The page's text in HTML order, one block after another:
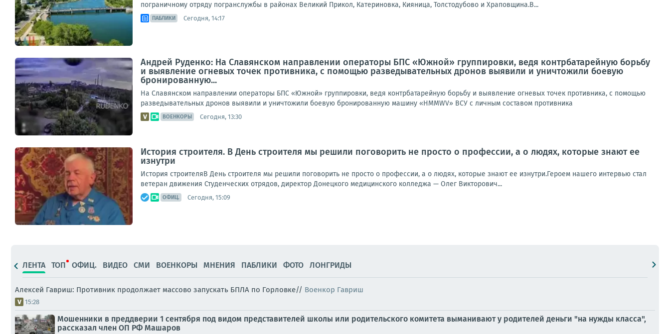
пограничному отряду погранслужбы в районах Великий Прикол, Катериновка, Кияница, Толстодубово и Храповщина.В...
ПАБЛИКИ Сегодня, 14:17
Андрей Руденко: На Славянском направлении операторы БПС «Южной» группировки, ведя контрбатарейную борьбу
и выявление огневых точек противника, с помощью разведывательных дронов выявили и уничтожили боевую
бронированную...
На Славянском направлении операторы БПС «Южной» группировки, ведя контрбатарейную борьбу и выявление огневых точек противника, с помощью
разведывательных дронов выявили и уничтожили боевую бронированную машину «HMMWV» ВСУ с личным составом противника
ВОЕНКОРЫ Сегодня, 13:30
История строителя. В День строителя мы решили поговорить не просто о профессии, а о людях, которые знают ее
изнутри
История строителяВ День строителя мы решили поговорить не просто о профессии, а о людях, которые знают ее изнутри.Героем нашего интервью стал
ветеран движения Студенческих отрядов, директор Донецкого медицинского колледжа — Олег Викторович...
ОФИЦ. Сегодня, 15:09
ЛЕНТА ТОП ОФИЦ. ВИДЕО СМИ ВОЕНКОРЫ МНЕНИЯ ПАБЛИКИ ФОТО ЛОНГРИДЫ
Алексей Гавриш: Противник продолжает массово запускать БПЛА по Горловке// Военкор Гавриш
15:28
Мошенники в преддверии 1 сентября под видом представителей школы или родительского комитета выманивают у родителей деньги "на нужды класса",
рассказал член ОП РФ Машаров